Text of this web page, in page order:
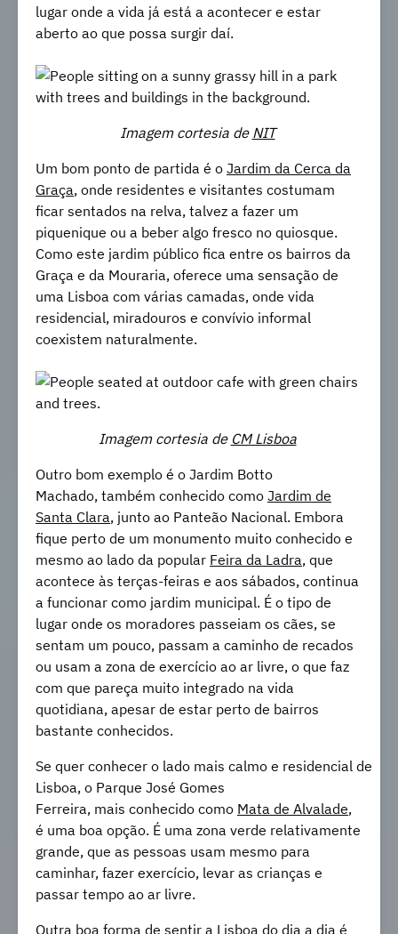
lugar onde a vida já está a acontecer e estar
aberto ao que possa surgir daí.
Imagem cortesia de NIT
Um bom ponto de partida é o Jardim da Cerca da
Graça, onde residentes e visitantes costumam
ficar sentados na relva, talvez a fazer um
piquenique ou a beber algo fresco no quiosque.
Como este jardim público fica entre os bairros da
Graça e da Mouraria, oferece uma sensação de
uma Lisboa com várias camadas, onde vida
residencial, miradouros e convívio informal
coexistem naturalmente.
Imagem cortesia de CM Lisboa
Outro bom exemplo é o Jardim Botto
Machado, também conhecido como Jardim de
Santa Clara, junto ao Panteão Nacional. Embora
fique perto de um monumento muito conhecido e
mesmo ao lado da popular Feira da Ladra, que
acontece às terças-feiras e aos sábados, continua
a funcionar como jardim municipal. É o tipo de
lugar onde os moradores passeiam os cães, se
sentam um pouco, passam a caminho de recados
ou usam a zona de exercício ao ar livre, o que faz
com que pareça muito integrado na vida
quotidiana, apesar de estar perto de bairros
bastante conhecidos.
Se quer conhecer o lado mais calmo e residencial de
Lisboa, o Parque José Gomes
Ferreira, mais conhecido como Mata de Alvalade,
é uma boa opção. É uma zona verde relativamente
grande, que as pessoas usam mesmo para
caminhar, fazer exercício, levar as crianças e
passar tempo ao ar livre.
Outra boa forma de sentir a Lisboa do dia a dia é